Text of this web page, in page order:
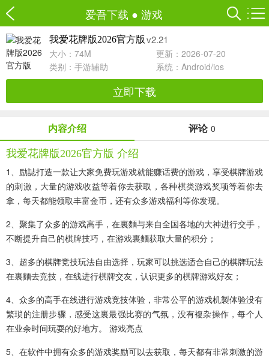
爱吾下载 ● 游戏
我爱花牌版2026官方版 v2.21
大小：74M
更新：2026-07-20
类别： 手游辅助 系统：Android/ios
立即下载
内容介绍 评论 0
我爱花牌版2026官方版 介绍
1、励誌打造一款让大家免费玩游戏就能赚话费的游戏，享受棋牌游戏
的刺激，大量的游戏收益等着你去获取，各种棋类游戏奖项等着你去
拿，每天都能领取丰富金币，还有众多游戏福利等你发现。
2、聚集了众多的游戏高手，在裏麵与来自全国各地的大神进行交手，
不断提升自己的棋牌技巧，在游戏裏麵获取大量的积分；
3、超多的棋牌竞技玩法自由选择，玩家可以挑选适合自己的棋牌玩法
在裏麵去竞技，在线进行棋牌交友，认识更多的棋牌游戏好友；
4、众多的高手在线进行游戏竞技体验，非常公平的游戏机製体验没有
繁琐的注册步骤，感受这裏最强比赛的气氛，没有複杂操作，每个人
在业余时间玩耍的好地方。 游戏亮点
5、在软件中拥有众多的游戏奖励可以去获取，每天都有非常刺激的游